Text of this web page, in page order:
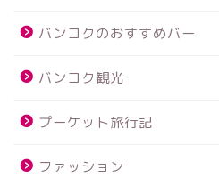
バンコクのおすすめバー
バンコク観光
プーケット旅行記
ファッション